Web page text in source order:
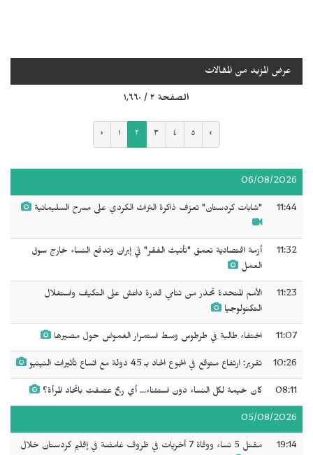
عرض المزيد من المقالات
الصفحة ٢ / ١٬٦٦٠
‹ ١ ٢ ٣ ٤ ٥ ›
06/08/2026
11:44 "شابات كردستان" تعزف ذاكرة التراث الكردي على مسرح السليمانية
11:32
أزمة اقتصادية تعمق "تأنيث الفقر" في إيران وتدفع النساء خارج سوق
العمل
11:23
الأمم المتحدة تحذر من تنامي قدرة داعش على التكيف واستغلال
التكنولوجيا
11:07 اختفاء طالبة في طرطوس وسط استمرار الغموض حول مصيرها
10:26 تقرير: ارتفاع متوقع في الجوع الحاد بـ 45 دولة مع اتساع تأثيرات النينيو
08:11 كان خيمة لكل النساء دون استثناء... أي ريح عصفت باتحاد المرأة؟
05/08/2026
19:14
مقتل 5 نساء ووفاة 7 أخريات في ظروف غامضة في إقليم كردستان خلال